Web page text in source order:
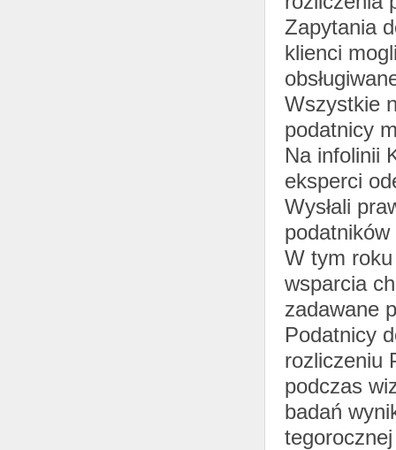
Zapytania
klienci
Wszystkie
podatnicy
Na infolinii
eksperci
Wysłali
W tym
wsparcia
zadawane
Podatnicy
rozliczeniu
podczas
badań